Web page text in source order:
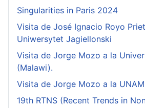
Singularities in Paris 2024
Visita de José Ignacio Royo
Uniwersytet Jagiellonski
Visita de Jorge Mozo a la
(Malawi).
Visita de Jorge Mozo a la
19th RTNS (Recent Trends in